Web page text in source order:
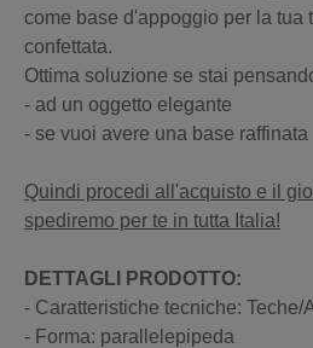
come base d'appoggio per la tua
confettata.
Ottima soluzione se stai
- ad un oggetto elegante
- se vuoi avere una base raffinata
Quindi procedi all'acquisto e il
spediremo per te in tutta Italia!
DETTAGLI PRODOTTO:
- Caratteristiche tecniche:
- Forma: parallelepipeda